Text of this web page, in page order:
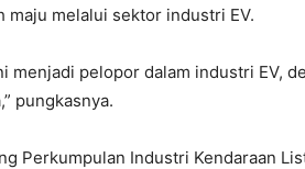
maju melalui sektor industri EV.
menjadi pelopor dalam industri EV,
pungkasnya.
Perkumpulan Industri Kendaraan